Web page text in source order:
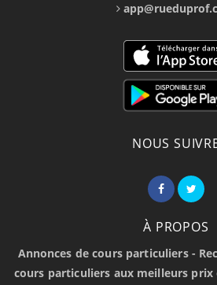
NOUS
À PROPOS
Annonces de cours particuliers -
cours particuliers aux meilleurs prix